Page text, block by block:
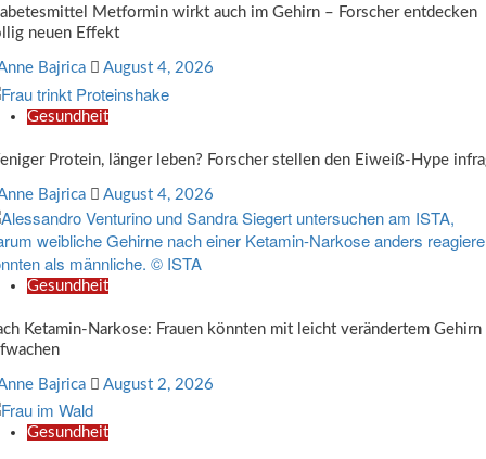
Metformin wirkt auch im Gehirn – Forscher entdecken
neuen Effekt
Bajrica August 4, 2026
Gesundheit
Protein, länger leben? Forscher stellen den Eiweiß-Hype
Bajrica August 4, 2026
Gesundheit
Ketamin-Narkose: Frauen könnten mit leicht verändertem Gehirn
Bajrica August 2, 2026
Gesundheit